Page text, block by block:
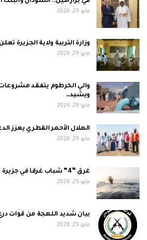
مايو 29, 2026
وزارة التربية ولاية الجزيرة
مايو 29, 2026
والي الخرطوم يتفقد
ويشيد…
مايو 29, 2026
الهلال الأحمر القطري يعزز
مايو 29, 2026
غرق “4” شباب غرقا في جزيرة الرمل…
مايو 29, 2026
بيان شديد اللهجة من قوات
مايو 29, 2026